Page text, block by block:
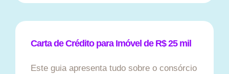
Carta de Crédito para Imóvel de R$ 25 mil
Este guia apresenta tudo sobre o consórcio